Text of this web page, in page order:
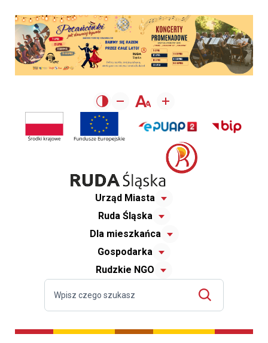
Urząd Miasta
Ruda Śląska
Dla mieszkańca
Gospodarka
Rudzkie NGO